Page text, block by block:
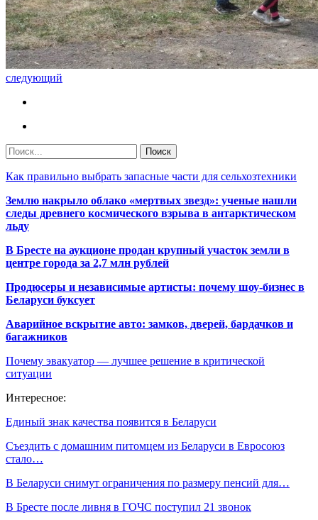
следующий
Как правильно выбрать запасные части для сельхозтехники
Землю накрыло облако «мертвых звезд»: ученые нашли
следы древнего космического взрыва в антарктическом
льду
В Бресте на аукционе продан крупный участок земли в
центре города за 2,7 млн рублей
Продюсеры и независимые артисты: почему шоу-бизнес в
Беларуси буксует
Аварийное вскрытие авто: замков, дверей, бардачков и
багажников
Почему эвакуатор — лучшее решение в критической
ситуации
Интересное:
Единый знак качества появится в Беларуси
Съездить с домашним питомцем из Беларуси в Евросоюз
стало…
В Беларуси снимут ограничения по размеру пенсий для…
В Бресте после ливня в ГОЧС поступил 21 звонок